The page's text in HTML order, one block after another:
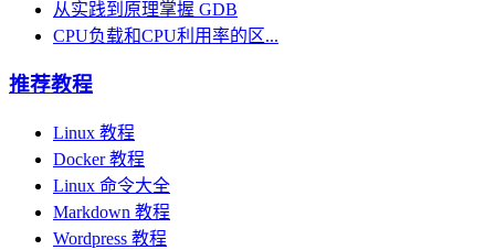
从实践到原理掌握 GDB
CPU负载和CPU利⽤率的区...
推荐教程
Linux 教程
Docker 教程
Linux 命令大全
Markdown 教程
Wordpress 教程